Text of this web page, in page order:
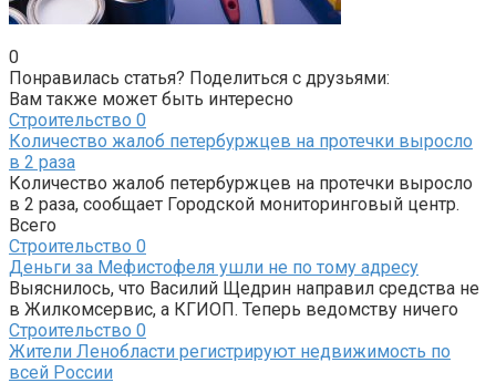
0
Понравилась статья? Поделиться с друзьями:
Вам также может быть интересно
Строительство 0
Количество жалоб петербуржцев на протечки выросло
в 2 раза
Количество жалоб петербуржцев на протечки выросло
в 2 раза, сообщает Городской мониторинговый центр.
Всего
Строительство 0
Деньги за Мефистофеля ушли не по тому адресу
Выяснилось, что Василий Щедрин направил средства не
в Жилкомсервис, а КГИОП. Теперь ведомству ничего
Строительство 0
Жители Ленобласти регистрируют недвижимость по
всей России